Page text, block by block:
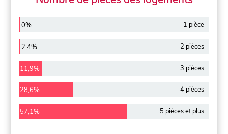
0% 1 pièce
2,4% 2 pièces
11,9% 3 pièces
28,6% 4 pièces
57,1% 5 pièces et plus